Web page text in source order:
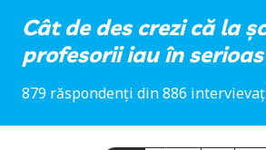
Cât de des crezi că la
profesorii iau în
879 răspondenți din 886